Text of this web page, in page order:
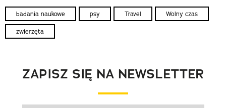
badania naukowe psy Travel Wolny czas
zwierzęta
ZAPISZ SIĘ NA NEWSLETTER